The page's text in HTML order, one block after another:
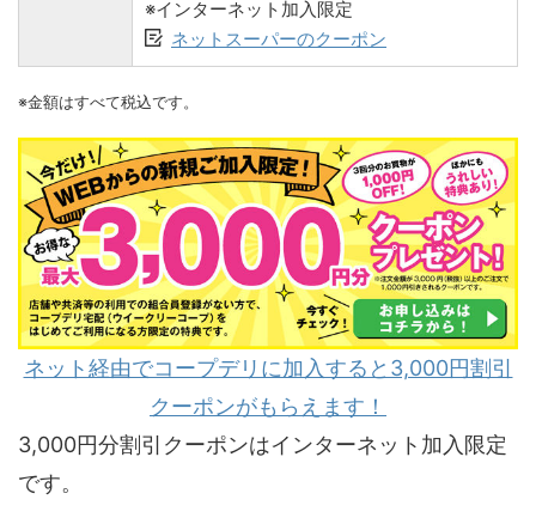
※インターネット加入限定
ネットスーパーのクーポン
※金額はすべて税込です。
ネット経由でコープデリに加入すると3,000円割引
クーポンがもらえます！
3,000円分割引クーポンはインターネット加入限定
です。